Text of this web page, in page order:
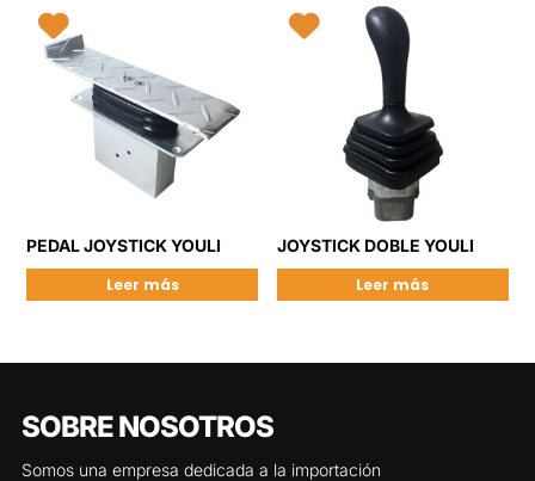
PEDAL JOYSTICK YOULI
Leer más
JOYSTICK DOBLE YOULI
Leer más
SOBRE NOSOTROS
Somos una empresa dedicada a la importación